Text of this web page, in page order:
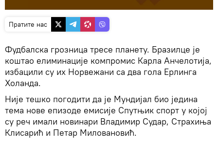
Пратите нас
Фудбалска грозница тресе планету. Бразилце је
коштао елиминације компромис Карла Анчелотија,
избацили су их Норвежани са два гола Ерлинга
Холанда.
Није тешко погодити да је Мундијал био једина
тема нове епизоде емисије Спутњик спорт у којој
су реч имали новинари Владимир Судар, Страхиња
Клисарић и Петар Миловановић.